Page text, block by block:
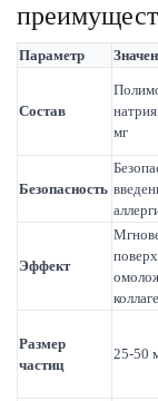
Параметр
Состав
мг
Безопасность
Эффект
Размер
частиц
25-50